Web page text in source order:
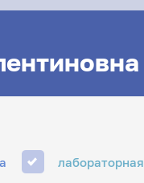
лабораторная